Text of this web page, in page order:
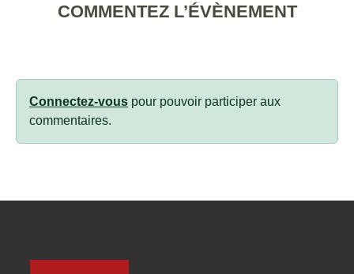
COMMENTEZ L’ÉVÈNEMENT
Connectez-vous pour pouvoir participer aux
commentaires.